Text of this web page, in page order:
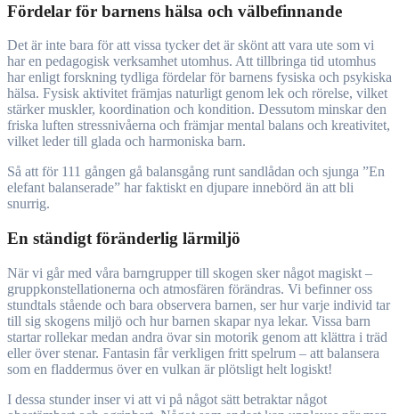
Fördelar för barnens hälsa och välbefinnande
Det är inte bara för att vissa tycker det är skönt att vara ute som vi
har en pedagogisk verksamhet utomhus. Att tillbringa tid utomhus
har enligt forskning tydliga fördelar för barnens fysiska och psykiska
hälsa. Fysisk aktivitet främjas naturligt genom lek och rörelse, vilket
stärker muskler, koordination och kondition. Dessutom minskar den
friska luften stressnivåerna och främjar mental balans och kreativitet,
vilket leder till glada och harmoniska barn.
Så att för 111 gången gå balansgång runt sandlådan och sjunga ”En
elefant balanserade” har faktiskt en djupare innebörd än att bli
snurrig.
En ständigt föränderlig lärmiljö
När vi går med våra barngrupper till skogen sker något magiskt –
gruppkonstellationerna och atmosfären förändras. Vi befinner oss
stundtals stående och bara observera barnen, ser hur varje individ tar
till sig skogens miljö och hur barnen skapar nya lekar. Vissa barn
startar rollekar medan andra övar sin motorik genom att klättra i träd
eller över stenar. Fantasin får verkligen fritt spelrum – att balansera
som en fladdermus över en vulkan är plötsligt helt logiskt!
I dessa stunder inser vi att vi på något sätt betraktar något